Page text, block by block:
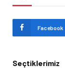
Facebook
Seçtiklerimiz